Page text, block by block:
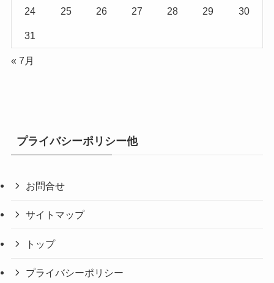
24 25 26 27 28 29 30
31
« 7月
プライバシーポリシー他
お問合せ
サイトマップ
トップ
プライバシーポリシー